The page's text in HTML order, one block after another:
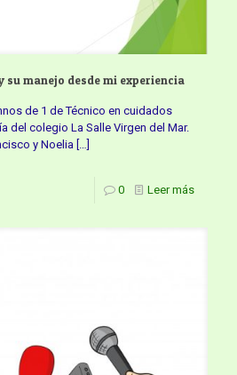
su manejo desde mi experiencia
de 1 de Técnico en cuidados
del colegio La Salle Virgen del Mar.
y Noelia […]
0 Leer más